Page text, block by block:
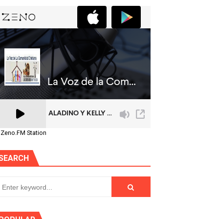
Station